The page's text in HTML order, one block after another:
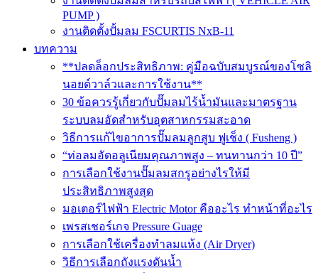
PUMP )
งานติดตั้งปั้มลม FSCURTIS NxB-11
บทความ
**ปลดล็อกประสิทธิภาพ: คู่มือฉบับสมบูรณ์ของโซลิ
นอยด์วาล์วและการใช้งาน**
30 ข้อควรรู้เกี่ยวกับปั๊มลมไร้น้ำมันและมาตรฐาน
ระบบลมอัดสำหรับอุตสาหกรรมสะอาด
วิธีการแก้ไขอาการปั๊มลมลูกสูบ ฟูเช็ง ( Fusheng )
“ท่อลมอัดอลูเนียมคุณภาพสูง – ทนทานกว่า 10 ปี”
การเลือกใช้งานปั๊มลมสกรูอย่างไรให้มี
ประสิทธิภาพสูงสุด
มอเตอร์ไฟฟ้า Electric Motor คืออะไร ทำหน้าที่อะไร
เพรสเชอร์เกจ Pressure Guage
การเลือกใช้เครื่องทำลมแห้ง (Air Dryer)
วิธีการเลือกถังแรงดันน้ำ